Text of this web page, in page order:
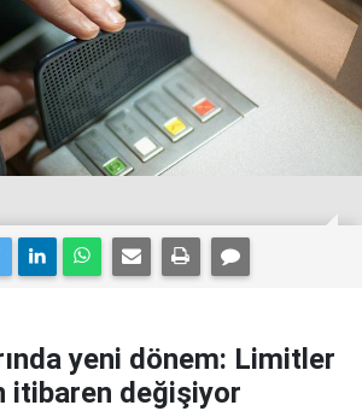
yeni dönem: Limitler
itibaren değişiyor